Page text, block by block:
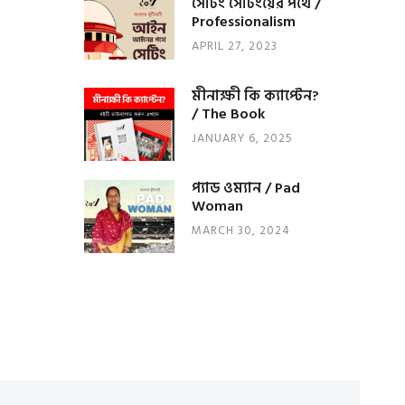
Professionalism
APRIL 27, 2023
মীনাক্ষী কি ক্যাপ্টেন?
/ The Book
JANUARY 6, 2025
প্যাড ওম্যান / Pad
Woman
MARCH 30, 2024